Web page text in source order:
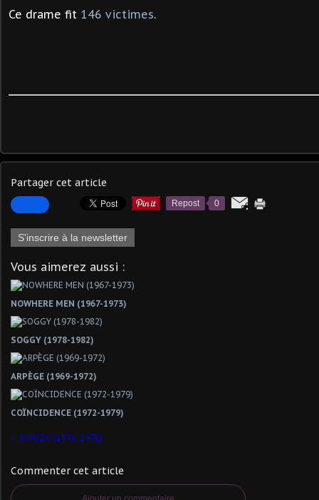
Ce drame fit 146 victimes.
Partager cet article
Repost 0
S'inscrire à la newsletter
Vous aimerez aussi :
NOWHERE MEN (1967-1973)
SOGGY (1978-1982)
ARPÈGE (1969-1972)
COÏNCIDENCE (1972-1979)
SCHIZO (1971-1972)
Commenter cet article